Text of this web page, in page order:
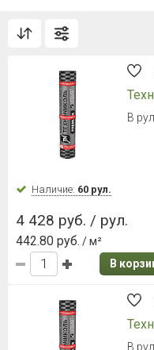
В
Наличие: 60 рул.
4 428 руб. / рул.
442.80 руб. / м²
В
В